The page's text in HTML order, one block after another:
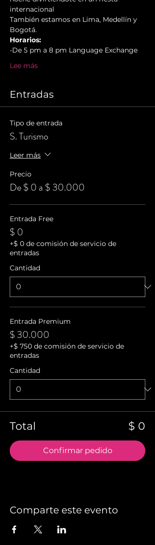
internacional
También estamos en Lima, Medellín y
Bogotá.
Horarios:
-De 5 pm a 8 pm Language Exchange
Lee más
Entradas
Tipo de entrada
S. Turismo
Leer más
Precio
De $ 0 a $ 30.000
Entrada Free
$ 0
+$ 0 de comisión de servicio de
entradas
Cantidad
Entrada Premium
$ 30.000
+$ 750 de comisión de servicio de
entradas
Cantidad
Total $ 0
Confirmar pedido
Comparte este evento